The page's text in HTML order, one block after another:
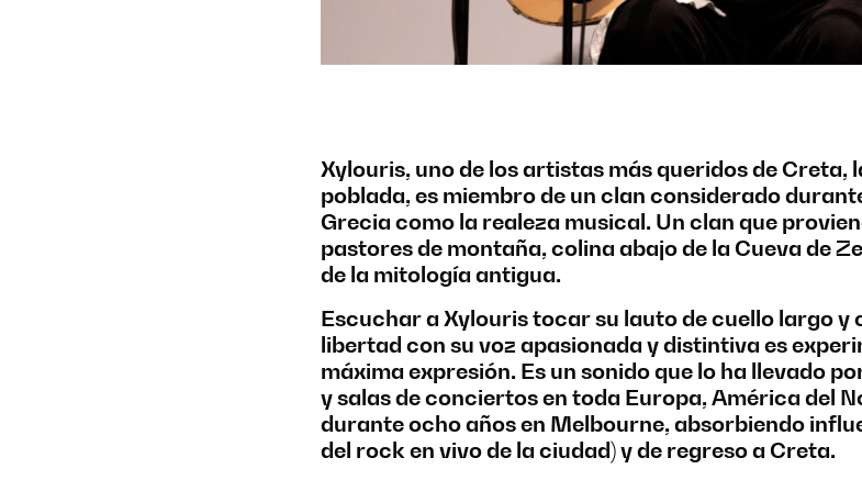
Xylouris, uno de los artistas más queridos de Creta,
poblada, es miembro de un clan considerado
Grecia como la realeza musical. Un clan que
pastores de montaña, colina abajo de la Cueva de
de la mitología antigua.
Escuchar a Xylouris tocar su lauto de cuello largo
libertad con su voz apasionada y distintiva es
máxima expresión. Es un sonido que lo ha llevado
y salas de conciertos en toda Europa, América del
durante ocho años en Melbourne, absorbiendo
del rock en vivo de la ciudad) y de regreso a Creta.